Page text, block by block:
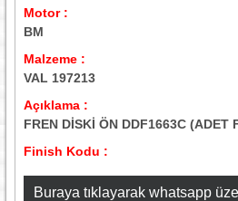
Motor :
BM
Malzeme :
VAL 197213
Açıklama :
FREN DİSKİ ÖN DDF1663C (ADET
Finish Kodu :
Buraya tıklayarak whatsapp